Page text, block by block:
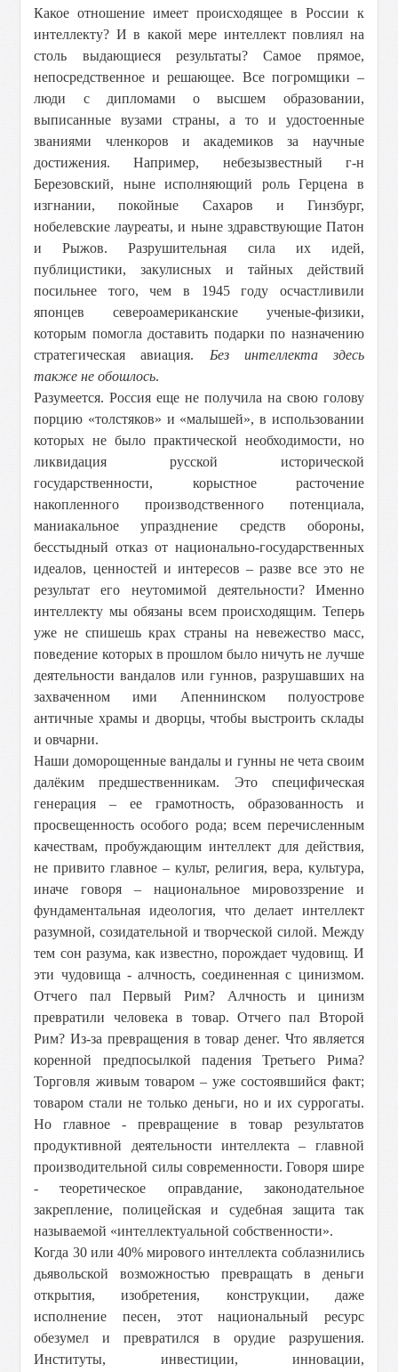
Какое отношение имеет происходящее в России к
интеллекту? И в какой мере интеллект повлиял на
столь выдающиеся результаты? Самое прямое,
непосредственное и решающее. Все погромщики –
люди с дипломами о высшем образовании,
выписанные вузами страны, а то и удостоенные
званиями членкоров и академиков за научные
достижения. Например, небезызвестный г-н
Березовский, ныне исполняющий роль Герцена в
изгнании, покойные Сахаров и Гинзбург,
нобелевские лауреаты, и ныне здравствующие Патон
и Рыжов. Разрушительная сила их идей,
публицистики, закулисных и тайных действий
посильнее того, чем в 1945 году осчастливили
японцев североамериканские ученые-физики,
которым помогла доставить подарки по назначению
стратегическая авиация. Без интеллекта здесь
также не обошлось.
Разумеется. Россия еще не получила на свою голову
порцию «толстяков» и «малышей», в использовании
которых не было практической необходимости, но
ликвидация русской исторической
государственности, корыстное расточение
накопленного производственного потенциала,
маниакальное упразднение средств обороны,
бесстыдный отказ от национально-государственных
идеалов, ценностей и интересов – разве все это не
результат его неутомимой деятельности? Именно
интеллекту мы обязаны всем происходящим. Теперь
уже не спишешь крах страны на невежество масс,
поведение которых в прошлом было ничуть не лучше
деятельности вандалов или гуннов, разрушавших на
захваченном ими Апеннинском полуострове
античные храмы и дворцы, чтобы выстроить склады
и овчарни.
Наши доморощенные вандалы и гунны не чета своим
далёким предшественникам. Это специфическая
генерация – ее грамотность, образованность и
просвещенность особого рода; всем перечисленным
качествам, пробуждающим интеллект для действия,
не привито главное – культ, религия, вера, культура,
иначе говоря – национальное мировоззрение и
фундаментальная идеология, что делает интеллект
разумной, созидательной и творческой силой. Между
тем сон разума, как известно, порождает чудовищ. И
эти чудовища - алчность, соединенная с цинизмом.
Отчего пал Первый Рим? Алчность и цинизм
превратили человека в товар. Отчего пал Второй
Рим? Из-за превращения в товар денег. Что является
коренной предпосылкой падения Третьего Рима?
Торговля живым товаром – уже состоявшийся факт;
товаром стали не только деньги, но и их суррогаты.
Но главное - превращение в товар результатов
продуктивной деятельности интеллекта – главной
производительной силы современности. Говоря шире
- теоретическое оправдание, законодательное
закрепление, полицейская и судебная защита так
называемой «интеллектуальной собственности».
Когда 30 или 40% мирового интеллекта соблазнились
дьявольской возможностью превращать в деньги
открытия, изобретения, конструкции, даже
исполнение песен, этот национальный ресурс
обезумел и превратился в орудие разрушения.
Институты, инвестиции, инновации,